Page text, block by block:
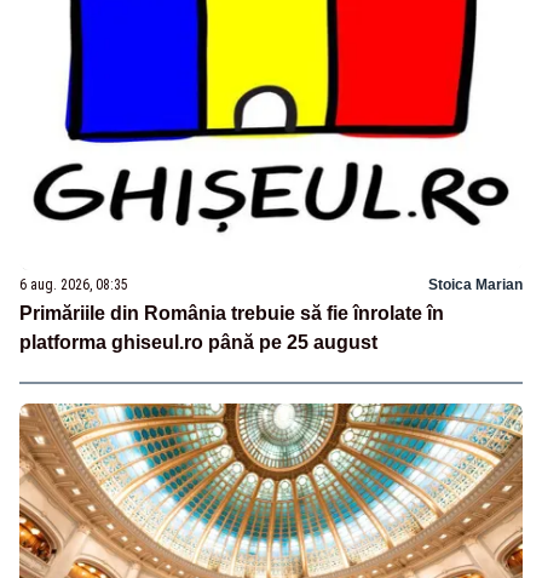
6 aug. 2026, 08:35 Stoica Marian
Primăriile din România trebuie să fie înrolate în
platforma ghiseul.ro până pe 25 august